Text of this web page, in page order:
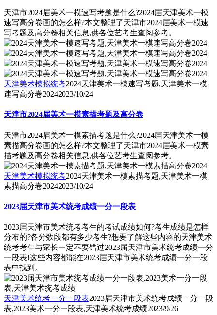
天津市2024届美术一模速写考题是什么?2024届天津美术一模
速写高分卷画的怎么样?本文整理了天津市2024届美术一模速
写考题及高分卷相关信息,供各位艺考生查阅参考。
天津美术模拟统考2024天津美术一模速写考题,天津美术一模
速写高分卷20242023/10/24
天津市2024届美术一模素描考题及高分卷
天津市2024届美术一模素描考题是什么?2024届天津美术一模
素描高分卷画的怎么样?本文整理了天津市2024届美术一模素
描考题及高分卷相关信息,供各位艺考生查阅参考。
天津美术模拟统考2024天津美术一模素描考题,天津美术一模
素描高分卷20242023/10/24
2023届天津市美术统考成绩一分一段表
2023届天津市美术统考考生的考试成绩如何?考生成绩是怎样
分布的?各分数段都有多少考生?想要了解这些内容的天津美术
统考考生与家长一定不要错过2023届天津市美术统考成绩一分
一段表!这些内容都能在2023届天津市美术统考成绩一分一段
表中找到。
天津美术统考一分一段表2023届天津市美术统考成绩一分一段
表,2023美术一分一段表,天津美术统考成绩2023/9/26